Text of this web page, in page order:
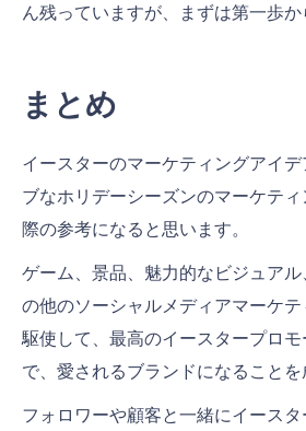
ん残っていますが、まずは第一歩か
まとめ
イースターのマーケティングアイ
ブなホリデーシーズンのマーケテ
際の参考になると思います。
ゲーム、景品、魅力的なビジュア
の他のソーシャルメディアマーケ
駆使して、最高のイースタープロ
で、愛されるブランドになることを
フォロワーや顧客と一緒にイース